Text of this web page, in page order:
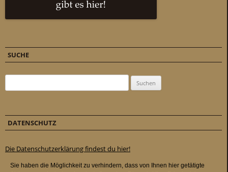
SUCHE
DATENSCHUTZ
Die Datenschutzerklärung findest du hier!